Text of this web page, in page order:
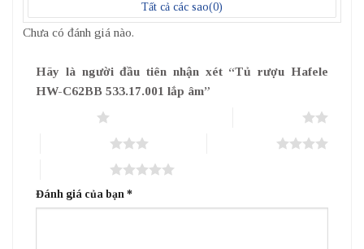
Tất cả các sao(0)
Chưa có đánh giá nào.
Hãy là người đầu tiên nhận xét “Tủ rượu Hafele
HW-C62BB 533.17.001 lắp âm”
Đánh giá của bạn *